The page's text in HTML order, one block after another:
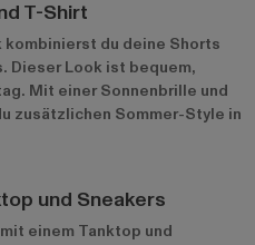
T-Shirt
kombinierst du deine Shorts
Dieser Look ist bequem,
Mit einer Sonnenbrille und
zusätzlichen Sommer-Style in
und Sneakers
einem Tanktop und